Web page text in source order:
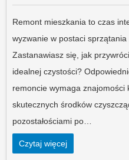
Remont mieszkania to czas
wyzwanie w postaci
Zastanawiasz się, jak
idealnej czystości?
remoncie wymaga znajomości
skutecznych środków
pozostałościami po…
Czytaj więcej